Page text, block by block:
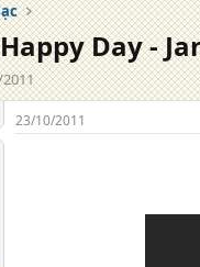
Day -
23/10/2011